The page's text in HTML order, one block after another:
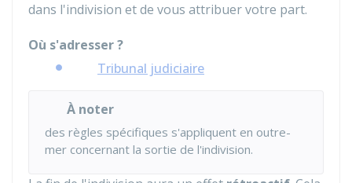
dans l'indivision et de vous attribuer votre part.
Où s'adresser ?
Tribunal judiciaire
À noter
des règles spécifiques s'appliquent en outre-
mer concernant la sortie de l'indivision.